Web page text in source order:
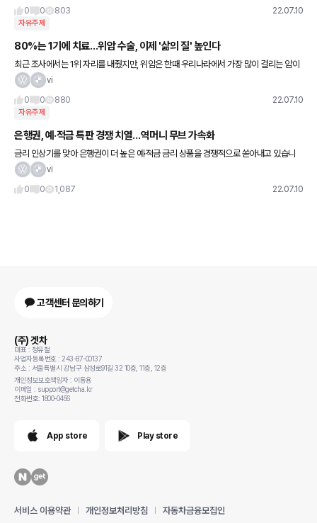
0
0 803 22.07.10
자유주제
80%는 1기에 치료…위암 수술, 이제 '삶의 질' 높인다
최근 조사에서는 1위 자리를 내줬지만, 위암은 한때 우리나라에서 가장 많이 걸리는 암이
었습니다. 그래서 위암을 일찍 발견하기 위해 건강검진에 내시경이 필수품처럼 포함됐고,vi
0
0 880 22.07.10
자유주제
은행권, 예·적금 특판 경쟁 치열…역머니 무브 가속화
금리 인상기를 맞아 은행권이 더 높은 예·적금 금리 상품을 경쟁적으로 쏟아내고 있습니
다. 오늘(9일) 금융권에 따르면 KB국민·신한·SC제일은행 등 은행권은 고금리의 예·적금
vi
0
0 1,087 22.07.10
고객센터 문의하기
(주) 겟차
대표 : 정유철
사업자등록번호 : 243-87-00137
주소 : 서울특별시 강남구 삼성로91길 32 10층, 11층, 12층
개인정보보호책임자 : 이동용
이메일 : support@getcha.kr
전화번호: 1800-0456
App store Play store
서비스 이용약관 개인정보처리방침 자동차금융모집인